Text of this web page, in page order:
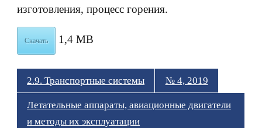
изготовления, процесс горения.
Скачать 1,4 MB
2.9. Транспортные системы № 4, 2019
Летательные аппараты, авиационные двигатели
и методы их эксплуатации